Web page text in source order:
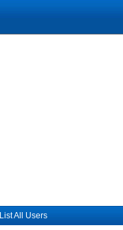
List All Users